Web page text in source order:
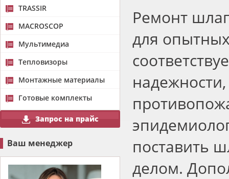
TRASSIR
MACROSCOP
Мультимедиа
Тепловизоры
Монтажные материалы
Готовые комплекты
Запрос на прайс
Ваш менеджер
Ремонт
для
поставить
делом.